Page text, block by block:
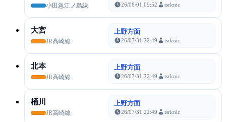
小田急江ノ島線 26/08/01 09:52 tsrknic
大宮
JR高崎線
上野方面
26/07/31 22:49 tsrknic
北本
JR高崎線
上野方面
26/07/31 22:49 tsrknic
桶川
JR高崎線
上野方面
26/07/31 22:49 tsrknic